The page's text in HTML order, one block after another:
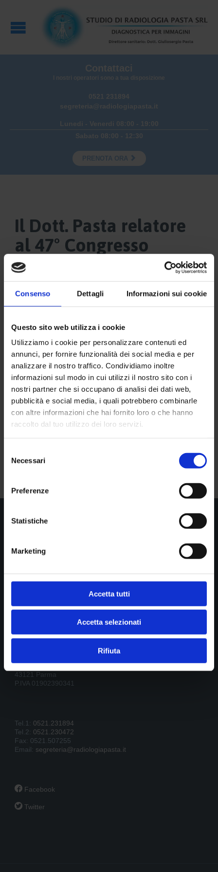
Consenso Dettagli Informazioni sui cookie
Questo sito web utilizza i cookie
Utilizziamo i cookie per personalizzare contenuti ed
annunci, per fornire funzionalità dei social media e per
analizzare il nostro traffico. Condividiamo inoltre
informazioni sul modo in cui utilizzi il nostro sito con i
nostri partner che si occupano di analisi dei dati web,
pubblicità e social media, i quali potrebbero combinarle
con altre informazioni che hai fornito loro o che hanno
raccolto dal tuo utilizzo dei loro servizi.
delNecessari
Preferenze
Statistiche
Marketing
Accetta tutti
Accetta selezionati
Rifiuta
Contattaci
I nostri operatori sono a tua disposizione
0521 231894
segreteria@radiologiapasta.it
Lunedi - Venerdi 08:00 - 19:00
Sabato 08:00 - 12:30
PRENOTA ORA 
Il Dott. Pasta relatore
al 47° Congresso
Nazionale della SIRM a
Napoli
Diagnostica per immagini
Cookie policy
B.go della Posta 12
43121 Parma
P.IVA 01902390341
Tel.1: 0521.231894
Tel.2: 0521.230472
Fax: 0521.507255
Email: segreteria@radiologiapasta.it
 Facebook
 Twitter